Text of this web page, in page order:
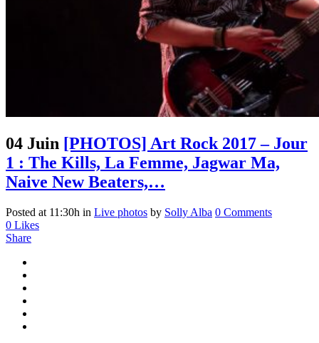
04 Juin [PHOTOS] Art Rock 2017 – Jour
1 : The Kills, La Femme, Jagwar Ma,
Naive New Beaters,…
Posted at 11:30h in Live photos by Solly Alba 0 Comments
0 Likes
Share